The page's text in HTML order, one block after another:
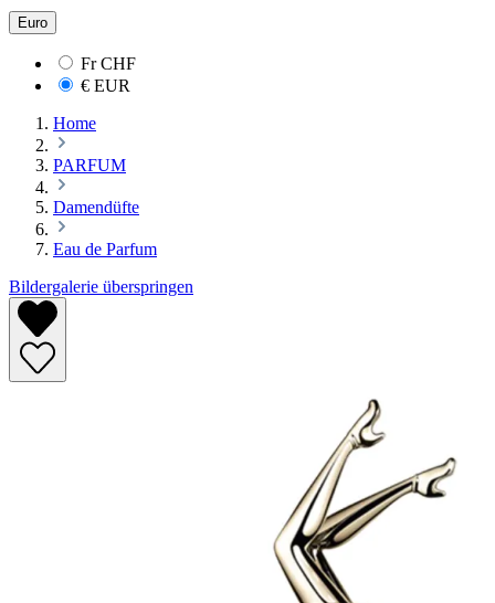
Euro
FrCHF
€ EUR
Home
PARFUM
Damendüfte
Eau de Parfum
Bildergalerie überspringen